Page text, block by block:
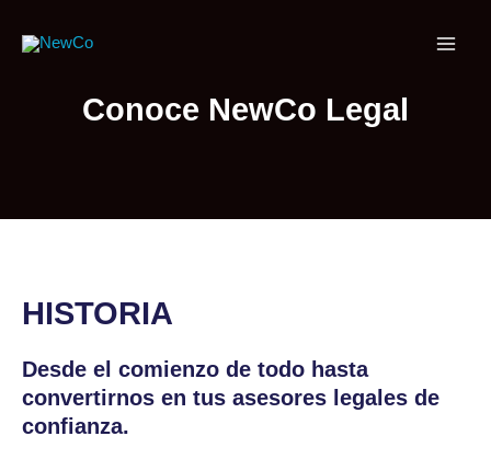
contenido
Conoce NewCo Legal
HISTORIA
Desde el comienzo de todo hasta
convertirnos en tus asesores legales de
confianza.